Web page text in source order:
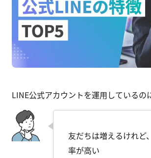
LINE公式アカウントを運用しているの
友だちは増えるけれど
率が高い